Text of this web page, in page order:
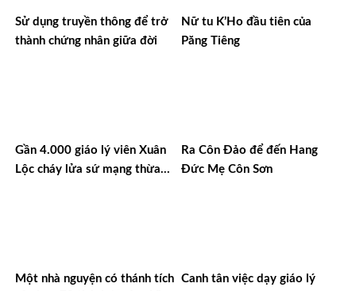
Sử dụng truyền thông để trở
thành chứng nhân giữa đời
Nữ tu K’Ho đầu tiên của
Păng Tiêng
Gần 4.000 giáo lý viên Xuân
Lộc cháy lửa sứ mạng thừa
Ra Côn Đảo để đến Hang
Đức Mẹ Côn Sơn
Một nhà nguyện có thánh tích Canh tân việc dạy giáo lý